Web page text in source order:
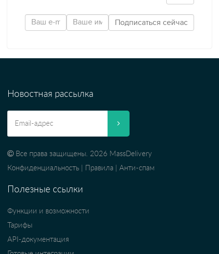
Новостная рассылка
Все права защищены. 2026 MassDelivery
Конфиденциальность
Правила Анти-спам
Полезные ссылки
Функции и возможности
Тарифы
API-документация